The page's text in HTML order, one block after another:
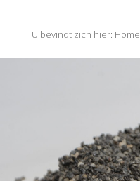
U bevindt zich hier: Home